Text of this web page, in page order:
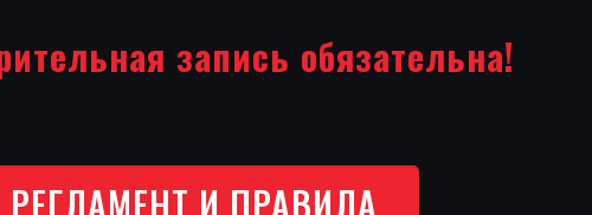
запись обязательна!
РЕГЛАМЕНТ И ПРАВИЛА